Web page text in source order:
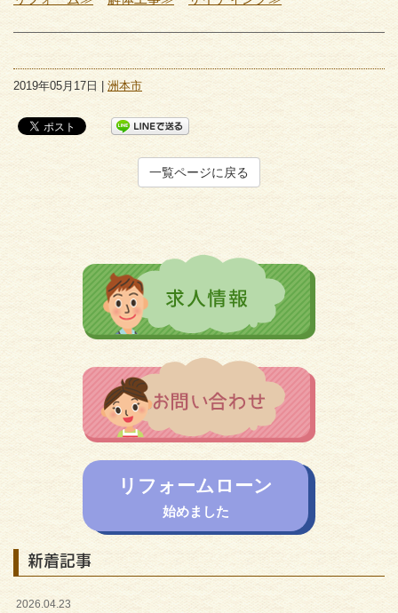
2019年05月17日 | 洲本市
一覧ページに戻る
リフォームローン
始めました
新着記事
2026.04.23